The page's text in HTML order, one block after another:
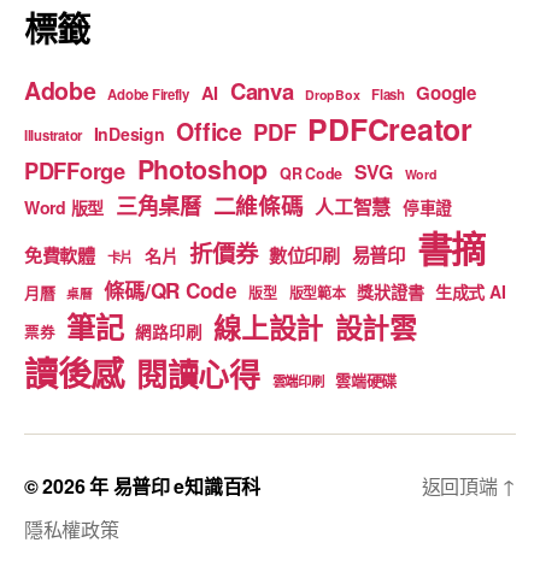
標籤
Adobe Adobe Firefly AI Canva DropBox Flash Google
Illustrator InDesign Office PDF PDFCreator
PDFForge Photoshop QR Code SVG Word
Word 版型 三角桌曆 二維條碼 人工智慧 停車證
免費軟體 卡片 名片 折價券 數位印刷 易普印 書摘
月曆 桌曆 條碼/QR Code 版型 版型範本 獎狀證書 生成式 AI
票券 筆記 網路印刷 線上設計 設計雲
讀後感 閱讀心得 雲端印刷 雲端硬碟
© 2026 年易普印 e知識百科
隱私權政策
返回頂端 ↑